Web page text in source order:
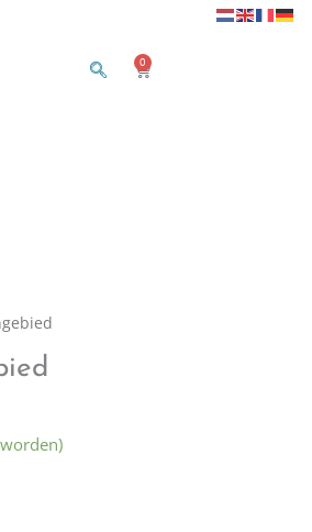
0
Winkelwagen